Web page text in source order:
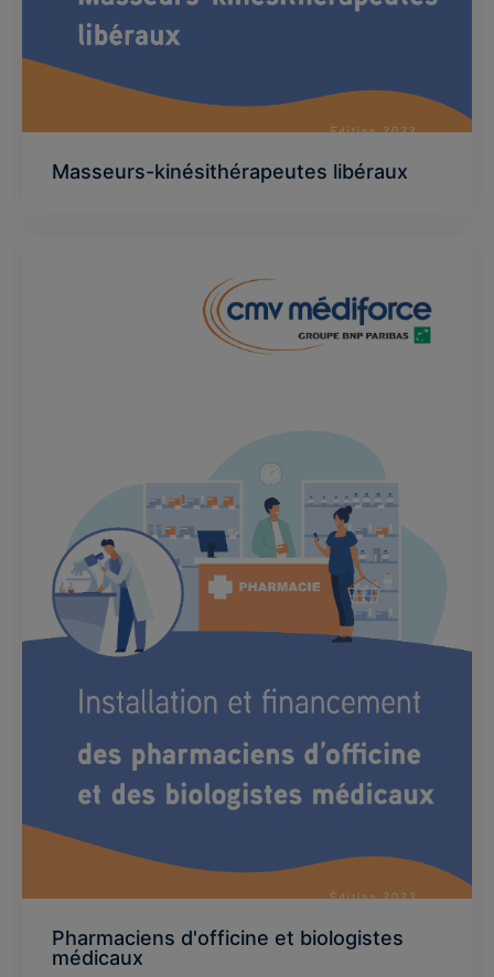
Masseurs-kinésithérapeutes libéraux
Pharmaciens d'officine et biologistes
médicaux